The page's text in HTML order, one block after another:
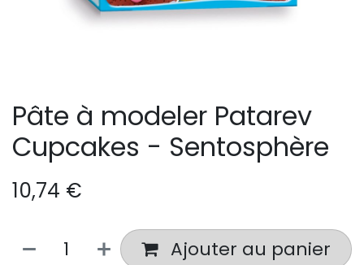
Pâte à modeler Patarev
Cupcakes - Sentosphère
10,74 €
Ajouter au panier